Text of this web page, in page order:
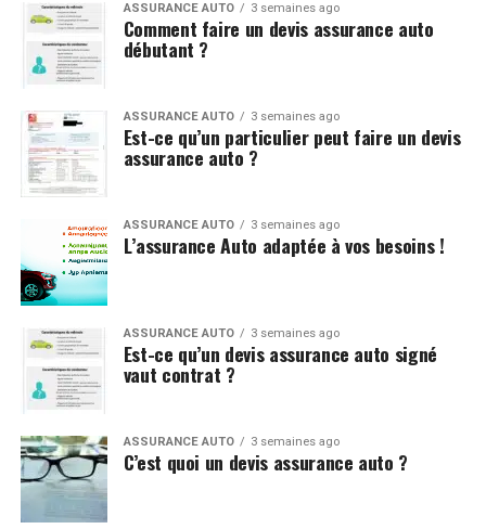
ASSURANCE AUTO 3 semaines ago
Comment faire un devis assurance auto
débutant ?
ASSURANCE AUTO 3 semaines ago
Est-ce qu’un particulier peut faire un devis
assurance auto ?
ASSURANCE AUTO 3 semaines ago
L’assurance Auto adaptée à vos besoins !
ASSURANCE AUTO 3 semaines ago
Est-ce qu’un devis assurance auto signé
vaut contrat ?
ASSURANCE AUTO 3 semaines ago
C’est quoi un devis assurance auto ?